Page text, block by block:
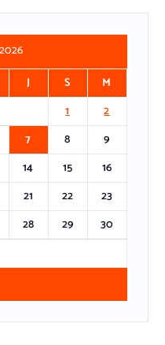
J S
M
1
2
7 8
9
14 15
16
21 22
23
28 29
30